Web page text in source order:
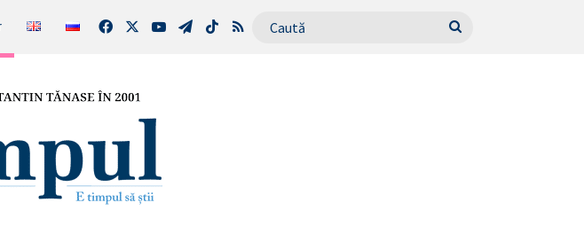
FacebookYouTubeTelegram
TikTokRSS Caută